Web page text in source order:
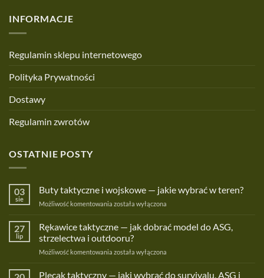
INFORMACJE
Regulamin sklepu internetowego
Polityka Prywatności
Dostawy
Regulamin zwrotów
OSTATNIE POSTY
03
sie
Buty taktyczne i wojskowe — jakie wybrać w teren?
Możliwość komentowania Buty
wojskowe
—
jakie
została wyłączona
27
lip
Rękawice taktyczne — jak dobrać model do ASG,
strzelectwa i outdooru?
Możliwość komentowania Rękawice
została wyłączona
Plecak taktyczny — jaki wybrać do survivalu, ASG i